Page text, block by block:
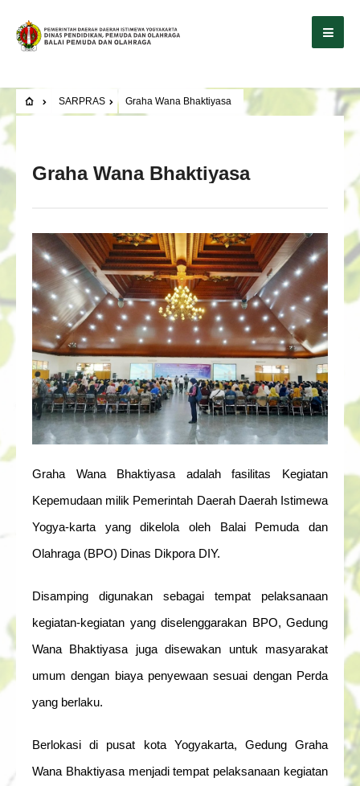
SARPRAS Graha Wana Bhaktiyasa
Graha Wana Bhaktiyasa
Graha Wana Bhaktiyasa adalah fasilitas Kegiatan
Kepemudaan milik Pemerintah Daerah Daerah Istimewa
Yogya-karta yang dikelola oleh Balai Pemuda dan
Olahraga (BPO) Dinas Dikpora DIY.
Disamping digunakan sebagai tempat pelaksanaan
kegiatan-kegiatan yang diselenggarakan BPO, Gedung
Wana Bhaktiyasa juga disewakan untuk masyarakat
umum dengan biaya penyewaan sesuai dengan Perda
yang berlaku.
Berlokasi di pusat kota Yogyakarta, Gedung Graha
Wana Bhaktiyasa menjadi tempat pelaksanaan kegiatan